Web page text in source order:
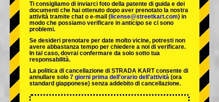
Ti consigliamo di inviarci foto della patente di guida e dei
documenti che hai ottenuto dopo aver prenotato la nostra
attività tramite chat o e-mail ( license@streetkart.com) in
modo che possiamo verificare in anticipo se ci sono
problemi.
Se desideri prenotare per date molto vicine, potresti non
avere abbastanza tempo per chiedere a noi di verificare.
In tal caso, dovrai confermare da solo sotto tua
responsabilità.
La politica di cancellazione di STRADA KART consente di
annullare solo 7 giorni prima dell'orario dell'attività (ora
standard giapponese) senza addebito di cancellazione.